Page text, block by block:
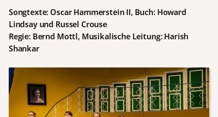
Songtexte: Oscar Hammerstein II, Buch: Howard
Lindsay und Russel Crouse
Regie: Bernd Mottl, Musikalische Leitung: Harish
Shankar